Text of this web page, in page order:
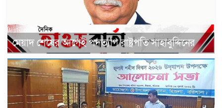
মেয়াদ শেষের আগেই পদত্যাগ রাষ্ট্রপতি সাহাবুদ্দিনের